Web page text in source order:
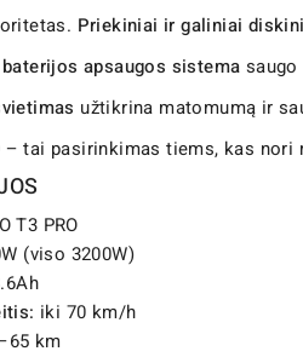
Priekiniai ir galiniai
baterijos apsaugos sistema
užtikrina matomumą ir
– tai pasirinkimas tiems, kas nori
T3 PRO
(viso 3200W)
iki 70 km/h
km